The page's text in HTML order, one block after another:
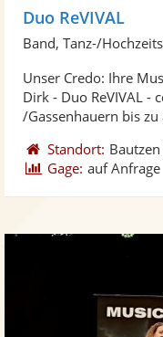
Duo ReVIVAL
Band, Tanz-/
Unser Credo: Ihre
Dirk - Duo ReVIVAL -
/Gassenhauern bis
Standort: Bautzen
Gage: auf Anfrage